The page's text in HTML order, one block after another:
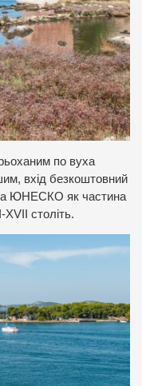
по вуха
вхід безкоштовний
ЮНЕСКО як частина
століть.